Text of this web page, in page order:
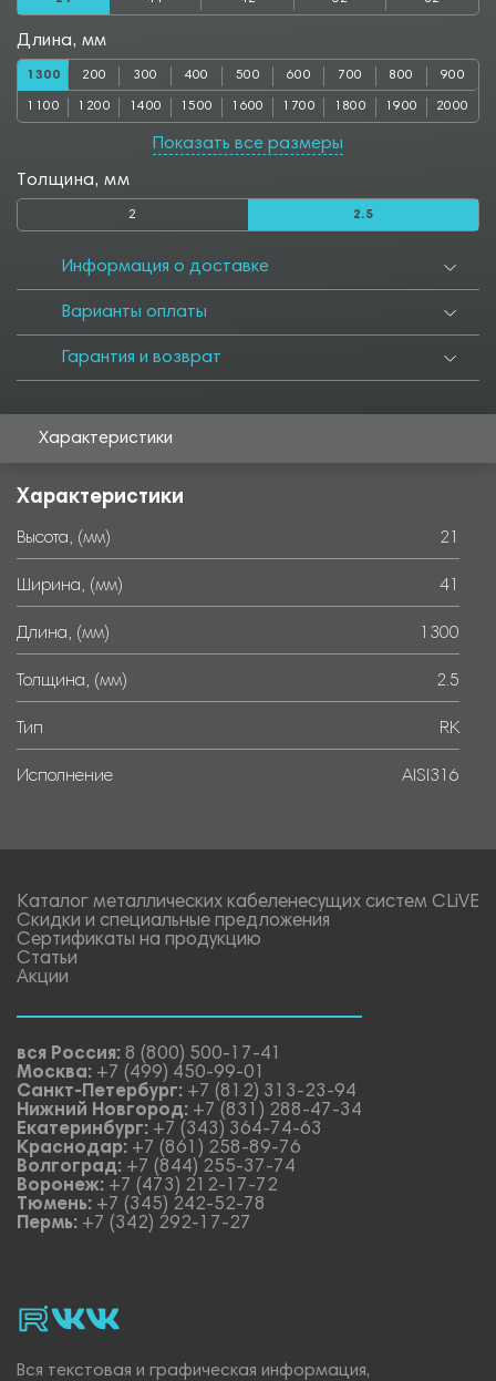
Длина, мм
1300 200 300 400 500 600 700 800 900
1100 1200 1400 1500 1600 1700 1800 1900 2000
Показать все размеры
Толщина, мм
2 2.5
Информация о доставке
Варианты оплаты
Гарантия и возврат
Характеристики
Характеристики
Высота, (мм) 21
Ширина, (мм) 41
Длина, (мм) 1300
Толщина, (мм) 2.5
Тип RK
Исполнение AISI316
Каталог металлических кабеленесущих систем CLiVE
Скидки и специальные предложения
Сертификаты на продукцию
Статьи
Акции
вся Россия: 8 (800) 500-17-41
Москва: +7 (499) 450-99-01
Санкт-Петербург: +7 (812) 313-23-94
Нижний Новгород: +7 (831) 288-47-34
Екатеринбург: +7 (343) 364-74-63
Краснодар: +7 (861) 258-89-76
Волгоград: +7 (844) 255-37-74
Воронеж: +7 (473) 212-17-72
Тюмень: +7 (345) 242-52-78
Пермь: +7 (342) 292-17-27
rutubevk_video.
Vk.
Вся текстовая и графическая информация,